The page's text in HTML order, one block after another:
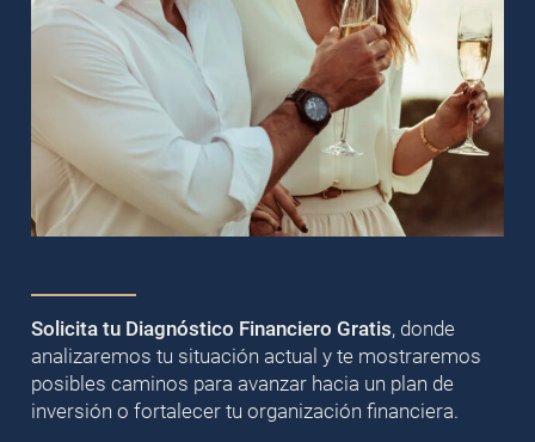
Solicita tu Diagnóstico Financiero Gratis, donde
analizaremos tu situación actual y te mostraremos
posibles caminos para avanzar hacia un plan de
inversión o fortalecer tu organización financiera.